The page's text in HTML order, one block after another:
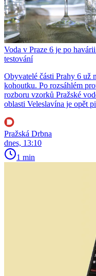
Voda v Praze 6 je po
testování
Obyvatelé části Prahy 6 už
kohoutku. Po rozsáhlém
rozboru vzorků Pražské
oblasti Veleslavína je opět
Pražská Drbna
dnes, 13:10
1 min